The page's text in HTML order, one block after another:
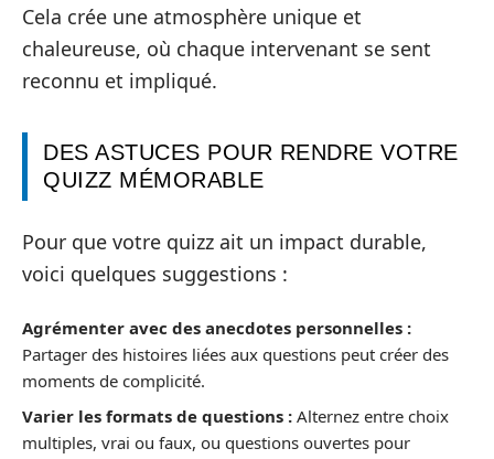
Cela crée une atmosphère unique et
chaleureuse, où chaque intervenant se sent
reconnu et impliqué.
DES ASTUCES POUR RENDRE VOTRE
QUIZZ MÉMORABLE
Pour que votre quizz ait un impact durable,
voici quelques suggestions :
Agrémenter avec des anecdotes personnelles :
Partager des histoires liées aux questions peut créer des
moments de complicité.
Varier les formats de questions : Alternez entre choix
multiples, vrai ou faux, ou questions ouvertes pour